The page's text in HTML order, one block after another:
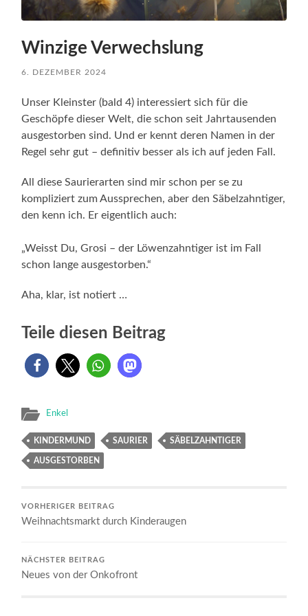
Winzige Verwechslung
6. DEZEMBER 2024
Unser Kleinster (bald 4) interessiert sich für die
Geschöpfe dieser Welt, die schon seit Jahrtausenden
ausgestorben sind. Und er kennt deren Namen in der
Regel sehr gut – definitiv besser als ich auf jeden Fall.
All diese Saurierarten sind mir schon per se zu
kompliziert zum Aussprechen, aber den Säbelzahntiger,
den kenn ich. Er eigentlich auch:
„Weisst Du, Grosi – der Löwenzahntiger ist im Fall
schon lange ausgestorben.“
Aha, klar, ist notiert …
Teile diesen Beitrag
Enkel
KINDERMUND SAURIER SÄBELZAHNTIGER
AUSGESTORBEN
VORHERIGER BEITRAG
Weihnachtsmarkt durch Kinderaugen
NÄCHSTER BEITRAG
Neues von der Onkofront